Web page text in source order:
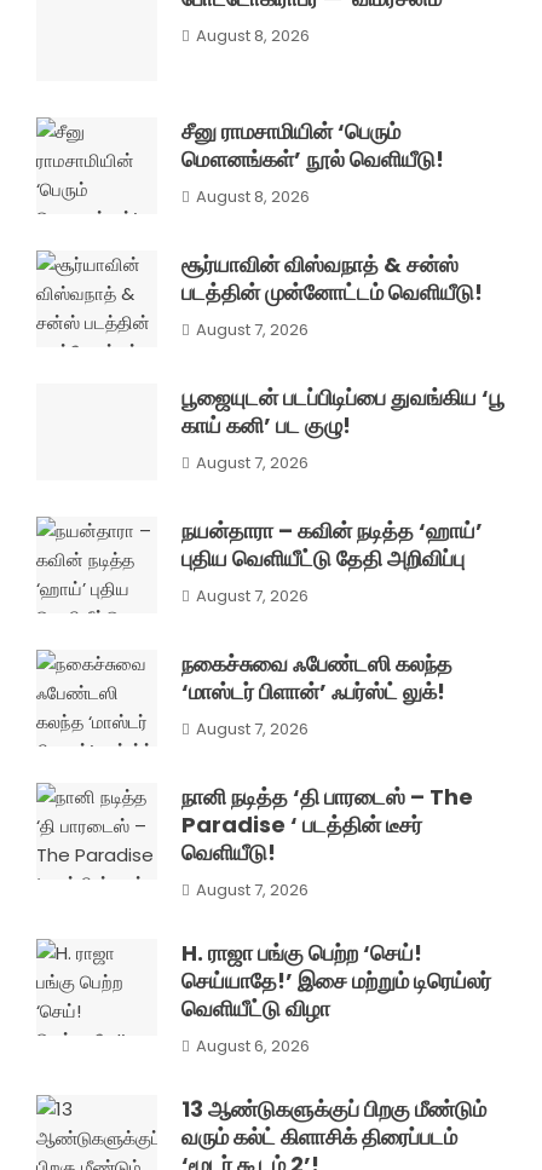
August 8, 2026
சீனு ராமசாமியின் ‘பெரும்
மௌனங்கள்’ நூல் வெளியீடு!
August 8, 2026
சூர்யாவின் விஸ்வநாத் & சன்ஸ்
படத்தின் முன்னோட்டம் வெளியீடு!
August 7, 2026
பூஜையுடன் படப்பிடிப்பை துவங்கிய ‘பூ
காய் கனி’ பட குழு!
August 7, 2026
நயன்தாரா – கவின் நடித்த ‘ஹாய்’
புதிய வெளியீட்டு தேதி அறிவிப்பு
August 7, 2026
நகைச்சுவை ஃபேண்டஸி கலந்த
‘மாஸ்டர் பிளான்’ ஃபர்ஸ்ட் லுக்!
August 7, 2026
நானி நடித்த ‘தி பாரடைஸ் – The
Paradise ‘ படத்தின் டீசர்
வெளியீடு!
August 7, 2026
H. ராஜா பங்கு பெற்ற ‘செய்!
செய்யாதே!’ இசை மற்றும் டிரெய்லர்
வெளியீட்டு விழா
August 6, 2026
13 ஆண்டுகளுக்குப் பிறகு மீண்டும்
வரும் கல்ட் கிளாசிக் திரைப்படம்